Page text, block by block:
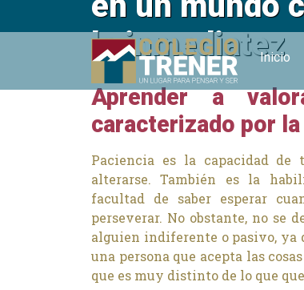
Inicio
la inmediatez
Aprender a
caracterizado por
Paciencia es la capacidad de
alterarse. También es la
facultad de saber esperar
perseverar. No obstante, no se
alguien indiferente o pasivo, ya
una persona que acepta las
que es muy distinto de lo que